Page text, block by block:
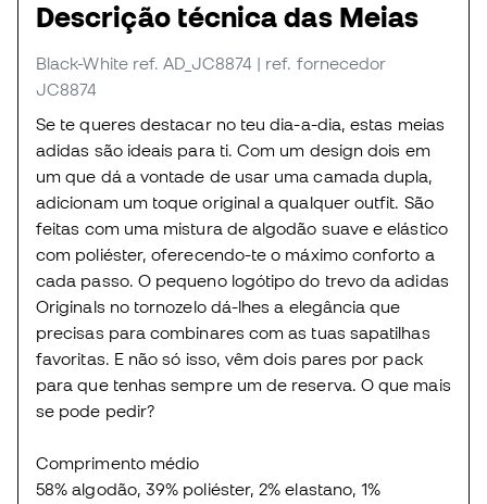
Descrição técnica das Meias
Black-White ref. AD_JC8874 | ref. fornecedor
JC8874
Se te queres destacar no teu dia-a-dia, estas meias
adidas são ideais para ti. Com um design dois em
um que dá a vontade de usar uma camada dupla,
adicionam um toque original a qualquer outfit. São
feitas com uma mistura de algodão suave e elástico
com poliéster, oferecendo-te o máximo conforto a
cada passo. O pequeno logótipo do trevo da adidas
Originals no tornozelo dá-lhes a elegância que
precisas para combinares com as tuas sapatilhas
favoritas. E não só isso, vêm dois pares por pack
para que tenhas sempre um de reserva. O que mais
se pode pedir?
Comprimento médio
58% algodão, 39% poliéster, 2% elastano, 1%